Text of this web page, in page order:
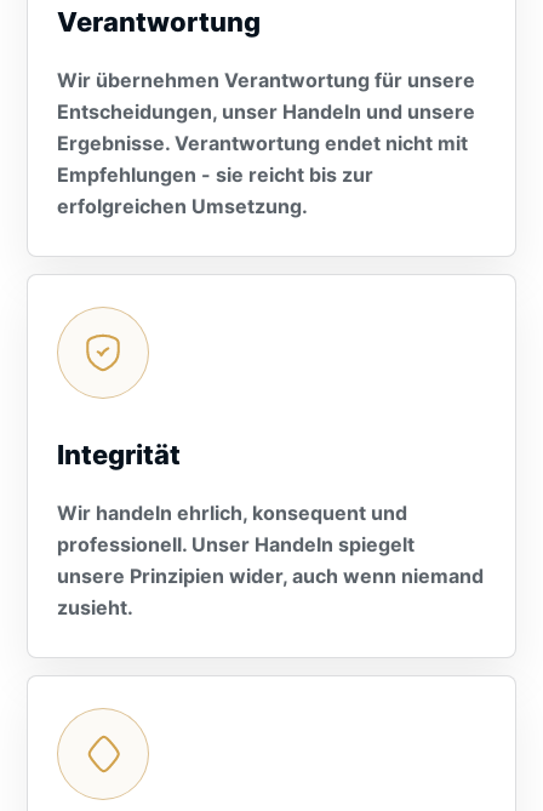
Verantwortung
Wir übernehmen Verantwortung für unsere
Entscheidungen, unser Handeln und unsere
Ergebnisse. Verantwortung endet nicht mit
Empfehlungen - sie reicht bis zur
erfolgreichen Umsetzung.
Integrität
Wir handeln ehrlich, konsequent und
professionell. Unser Handeln spiegelt
unsere Prinzipien wider, auch wenn niemand
zusieht.